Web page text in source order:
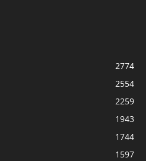
2774
2554
2259
1943
1744
1597